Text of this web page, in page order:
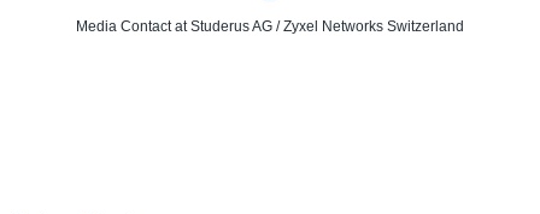
Media Contactat Studerus AG / Zyxel Networks Switzerland